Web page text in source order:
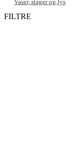
Vaser, stager og lys
FILTRE